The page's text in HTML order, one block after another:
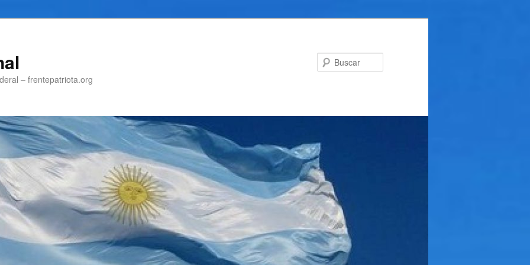
– frentepatriota.org